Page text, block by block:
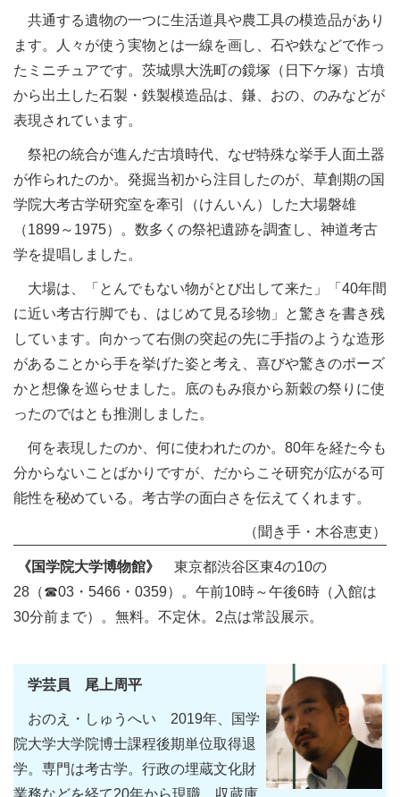
共通する遺物の一つに生活道具や農工具の模造品があり
ます。人々が使う実物とは一線を画し、石や鉄などで作っ
たミニチュアです。茨城県大洗町の鏡塚（日下ケ塚）古墳
から出土した石製・鉄製模造品は、鎌、おの、のみなどが
表現されています。
祭祀の統合が進んだ古墳時代、なぜ特殊な挙手人面土器
が作られたのか。発掘当初から注目したのが、草創期の国
学院大考古学研究室を牽引（けんいん）した大場磐雄
（1899～1975）。数多くの祭祀遺跡を調査し、神道考古
学を提唱しました。
大場は、「とんでもない物がとび出して来た」「40年間
に近い考古行脚でも、はじめて見る珍物」と驚きを書き残
しています。向かって右側の突起の先に手指のような造形
があることから手を挙げた姿と考え、喜びや驚きのポーズ
かと想像を巡らせました。底のもみ痕から新穀の祭りに使
ったのではとも推測しました。
何を表現したのか、何に使われたのか。80年を経た今も
分からないことばかりですが、だからこそ研究が広がる可
能性を秘めている。考古学の面白さを伝えてくれます。
（聞き手・木谷恵吏）
《国学院大学博物館》 東京都渋谷区東4の10の
28（☎03・5466・0359）。午前10時～午後6時（入館は
30分前まで）。無料。不定休。2点は常設展示。
学芸員 尾上周平
おのえ・しゅうへい 2019年、国学
院大学大学院博士課程後期単位取得退
学。専門は考古学。行政の埋蔵文化財
業務などを経て20年から現職。収蔵庫